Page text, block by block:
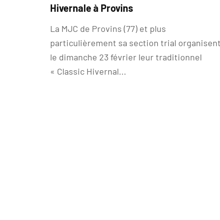
Hivernale à Provins
La MJC de Provins (77) et plus
particulièrement sa section trial
le dimanche 23 février leur traditionnel
« Classic Hivernal...